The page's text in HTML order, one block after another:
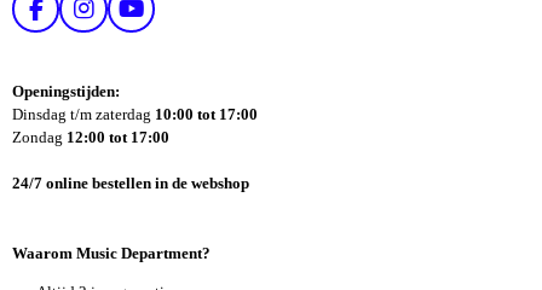
F
B
O
I
T
A
R
M
Y
U
E
Openingstijden:
Dinsdag t/m zaterdag 10:00 tot 17:00
Zondag 12:00 tot 17:00
24/7 online bestellen in de webshop
Waarom Music Department?